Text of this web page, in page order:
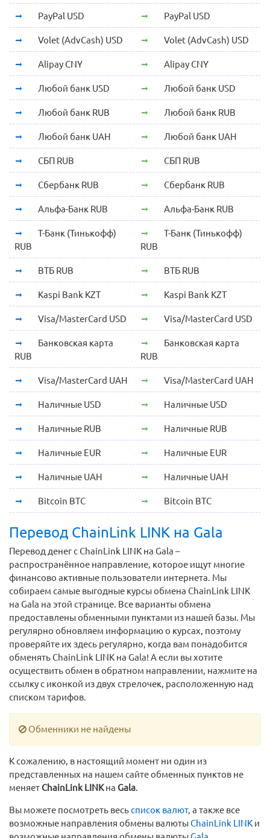
PayPal USD PayPal USD
Volet (AdvCash) USD Volet (AdvCash) USD
Alipay CNY Alipay CNY
Любой банк USD Любой банк USD
Любой банк RUB Любой банк RUB
Любой банк UAH Любой банк UAH
СБП RUB СБП RUB
Сбербанк RUB Сбербанк RUB
Альфа-Банк RUB Альфа-Банк RUB
Т-Банк (Тинькофф)
RUB
Т-Банк (Тинькофф)
RUB
ВТБ RUB ВТБ RUB
Kaspi Bank KZT Kaspi Bank KZT
Visa/MasterCard USD Visa/MasterCard USD
Банковская карта
RUB
Банковская карта
RUB
Visa/MasterCard UAH Visa/MasterCard UAH
Наличные USD Наличные USD
Наличные RUB Наличные RUB
Наличные EUR Наличные EUR
Наличные UAH Наличные UAH
Bitcoin BTC Bitcoin BTC
Перевод ChainLink LINK на Gala
Перевод денег с ChainLink LINK на Gala –
распространённое направление, которое ищут многие
финансово активные пользователи интернета. Мы
собираем самые выгодные курсы обмена ChainLink LINK
на Gala на этой странице. Все варианты обмена
предоставлены обменными пунктами из нашей базы. Мы
регулярно обновляем информацию о курсах, поэтому
проверяйте их здесь регулярно, когда вам понадобится
обменять ChainLink LINK на Gala! А если вы хотите
осуществить обмен в обратном направлении, нажмите на
ссылку с иконкой из двух стрелочек, расположенную над
списком тарифов.
Обменники не найдены
К сожалению, в настоящий момент ни один из
представленных на нашем сайте обменных пунктов не
меняет ChainLink LINKна Gala.
Вы можете посмотреть весьсписок валют, а также все
возможные направления обмены валютыChainLink LINK и